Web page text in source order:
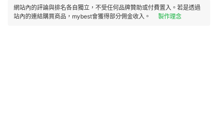
網站內的評論與排名各自獨立，不受任何品牌贊助或付費置入。若是透過
站內的連結購買商品，mybest會獲得部分佣金收入。
製作理念